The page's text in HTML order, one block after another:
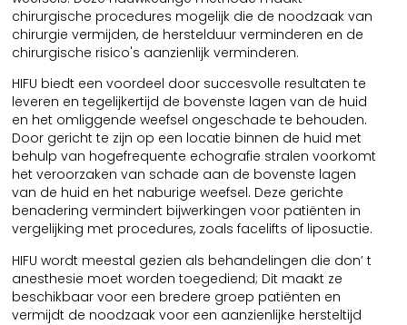
chirurgische procedures mogelijk die de noodzaak van
chirurgie vermijden, de herstelduur verminderen en de
chirurgische risico's aanzienlijk verminderen.
HIFU biedt een voordeel door succesvolle resultaten te
leveren en tegelijkertijd de bovenste lagen van de huid
en het omliggende weefsel ongeschade te behouden.
Door gericht te zijn op een locatie binnen de huid met
behulp van hogefrequente echografie stralen voorkomt
het veroorzaken van schade aan de bovenste lagen
van de huid en het naburige weefsel. Deze gerichte
benadering vermindert bijwerkingen voor patiënten in
vergelijking met procedures, zoals facelifts of liposuctie.
HIFU wordt meestal gezien als behandelingen die don’ t
anesthesie moet worden toegediend; Dit maakt ze
beschikbaar voor een bredere groep patiënten en
vermijdt de noodzaak voor een aanzienlijke hersteltijd